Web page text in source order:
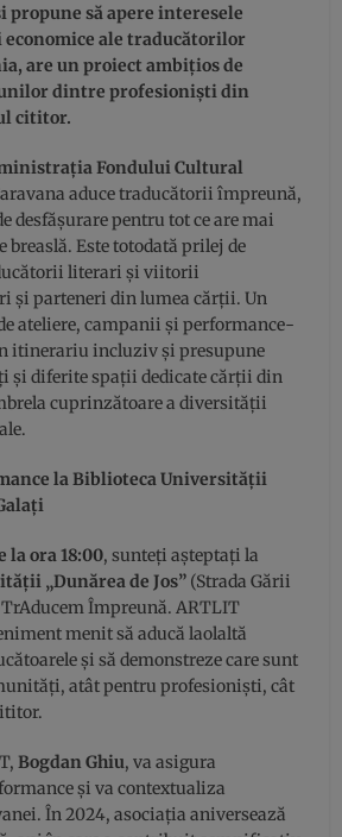
propune să apere interesele
ale traducătorilor
are un proiect ambițios de
dintre profesioniști din
cititor.
Fondului Cultural
aduce traducătorii împreună,
desfășurare pentru tot ce are mai
breaslă. Este totodată prilej de
literari și viitorii
și parteneri din lumea cărții. Un
ateliere, campanii și performance-
itinerariu incluziv și presupune
și diferite spații dedicate cărții din
cuprinzătoare a diversității
la Biblioteca Universității
la ora 18:00, sunteți așteptați la
„Dunărea de Jos” (Strada Gării
TrAducem Împreună. ARTLIT
menit să aducă laolaltă
și să demonstreze care sunt
atât pentru profesioniști, cât
Bogdan Ghiu, va asigura
și va contextualiza
În 2024, asociația aniversează